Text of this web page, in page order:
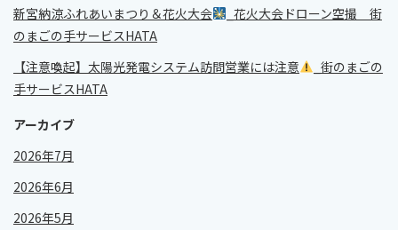
新宮納涼ふれあいまつり＆花火大会
_花火大会ドローン空撮 街
のまごの手サービスHATA
【注意喚起】太陽光発電システム訪問営業には注意
_街のまごの
手サービスHATA
アーカイブ
2026年7月
2026年6月
2026年5月